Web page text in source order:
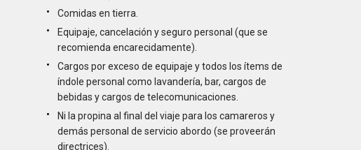
Comidas en tierra.
Equipaje, cancelación y seguro personal (que se
recomienda encarecidamente).
Cargos por exceso de equipaje y todos los ítems de
índole personal como lavandería, bar, cargos de
bebidas y cargos de telecomunicaciones.
Ni la propina al final del viaje para los camareros y
demás personal de servicio abordo (se proveerán
directrices).